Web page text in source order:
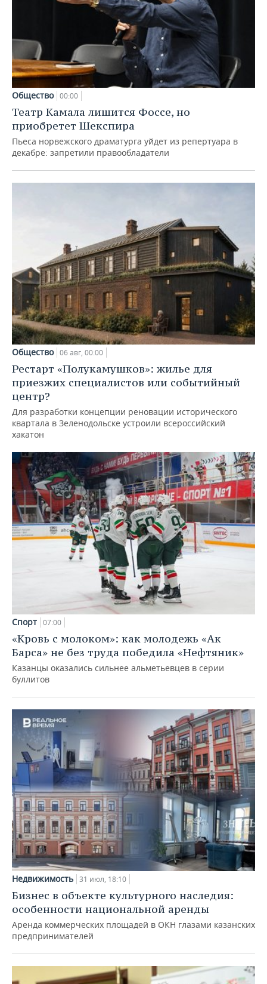
Общество 00:00
Театр Камала лишится Фоссе, но
приобретет Шекспира
Пьеса норвежского драматурга уйдет из репертуара в
декабре: запретили правообладатели
Общество 06 авг, 00:00
Рестарт «Полукамушков»: жилье для
приезжих специалистов или событийный
центр?
Для разработки концепции реновации исторического
квартала в Зеленодольске устроили всероссийский
хакатон
Спорт 07:00
«Кровь с молоком»: как молодежь «Ак
Барса» не без труда победила «Нефтяник»
Казанцы оказались сильнее альметьевцев в серии
буллитов
Недвижимость 31 июл, 18:10
Бизнес в объекте культурного наследия:
особенности национальной аренды
Аренда коммерческих площадей в ОКН глазами казанских
предпринимателей